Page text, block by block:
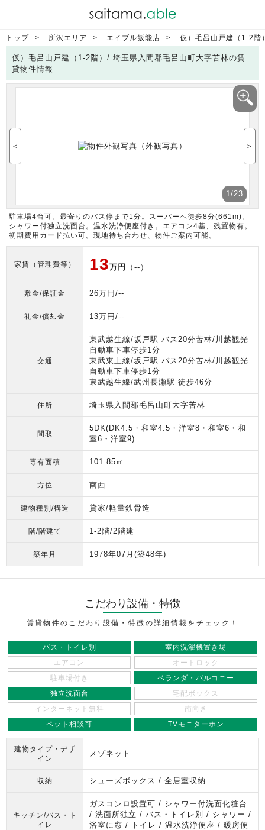
トップ 所沢エリア エイブル飯能店 仮）毛呂山戸建（1-2階
仮）毛呂山戸建（1-2階）/ 埼玉県入間郡毛呂山町大字苦林の賃
貸物件情報
1/23
＜ ＞
駐車場4台可。最寄りのバス停まで1分。スーパーへ徒歩8分(661m)。
シャワー付独立洗面台。温水洗浄便座付き。エアコン4基、残置物有。
初期費用カード払い可。現地待ち合わせ、物件ご案内可能。
家賃（管理費等） 13万円 （--）
敷金/保証金 26万円/--
礼金/償却金 13万円/--
交通
東武越生線/坂戸駅 バス20分苦林/川越観光
自動車下車停歩1分
東武東上線/坂戸駅 バス20分苦林/川越観光
自動車下車停歩1分
東武越生線/武州長瀬駅 徒歩46分
住所 埼玉県入間郡毛呂山町大字苦林
間取
5DK(DK4.5・和室4.5・洋室8・和室6・和
室6・洋室9)
専有面積 101.85㎡
方位 南西
建物種別/構造 貸家/軽量鉄骨造
階/階建て 1-2階/2階建
築年月 1978年07月 (築48年)
こだわり設備・特徴
賃貸物件のこだわり設備・特徴の詳細情報をチェック！
バス・トイレ別
室内洗濯機置き場
エアコン
オートロック
駐車場付き
ベランダ・バルコニー
独立洗面台
宅配ボックス
インターネット無料
南向き
ペット相談可
TVモニターホン
建物タイプ・デザ
イン
メゾネット
収納 シューズボックス / 全居室収納
キッチン/バス・ト
イレ
ガスコンロ設置可 / シャワー付洗面化粧台
/ 洗面所独立 / バス・トイレ別 / シャワー /
浴室に窓 / トイレ / 温水洗浄便座 / 暖房便